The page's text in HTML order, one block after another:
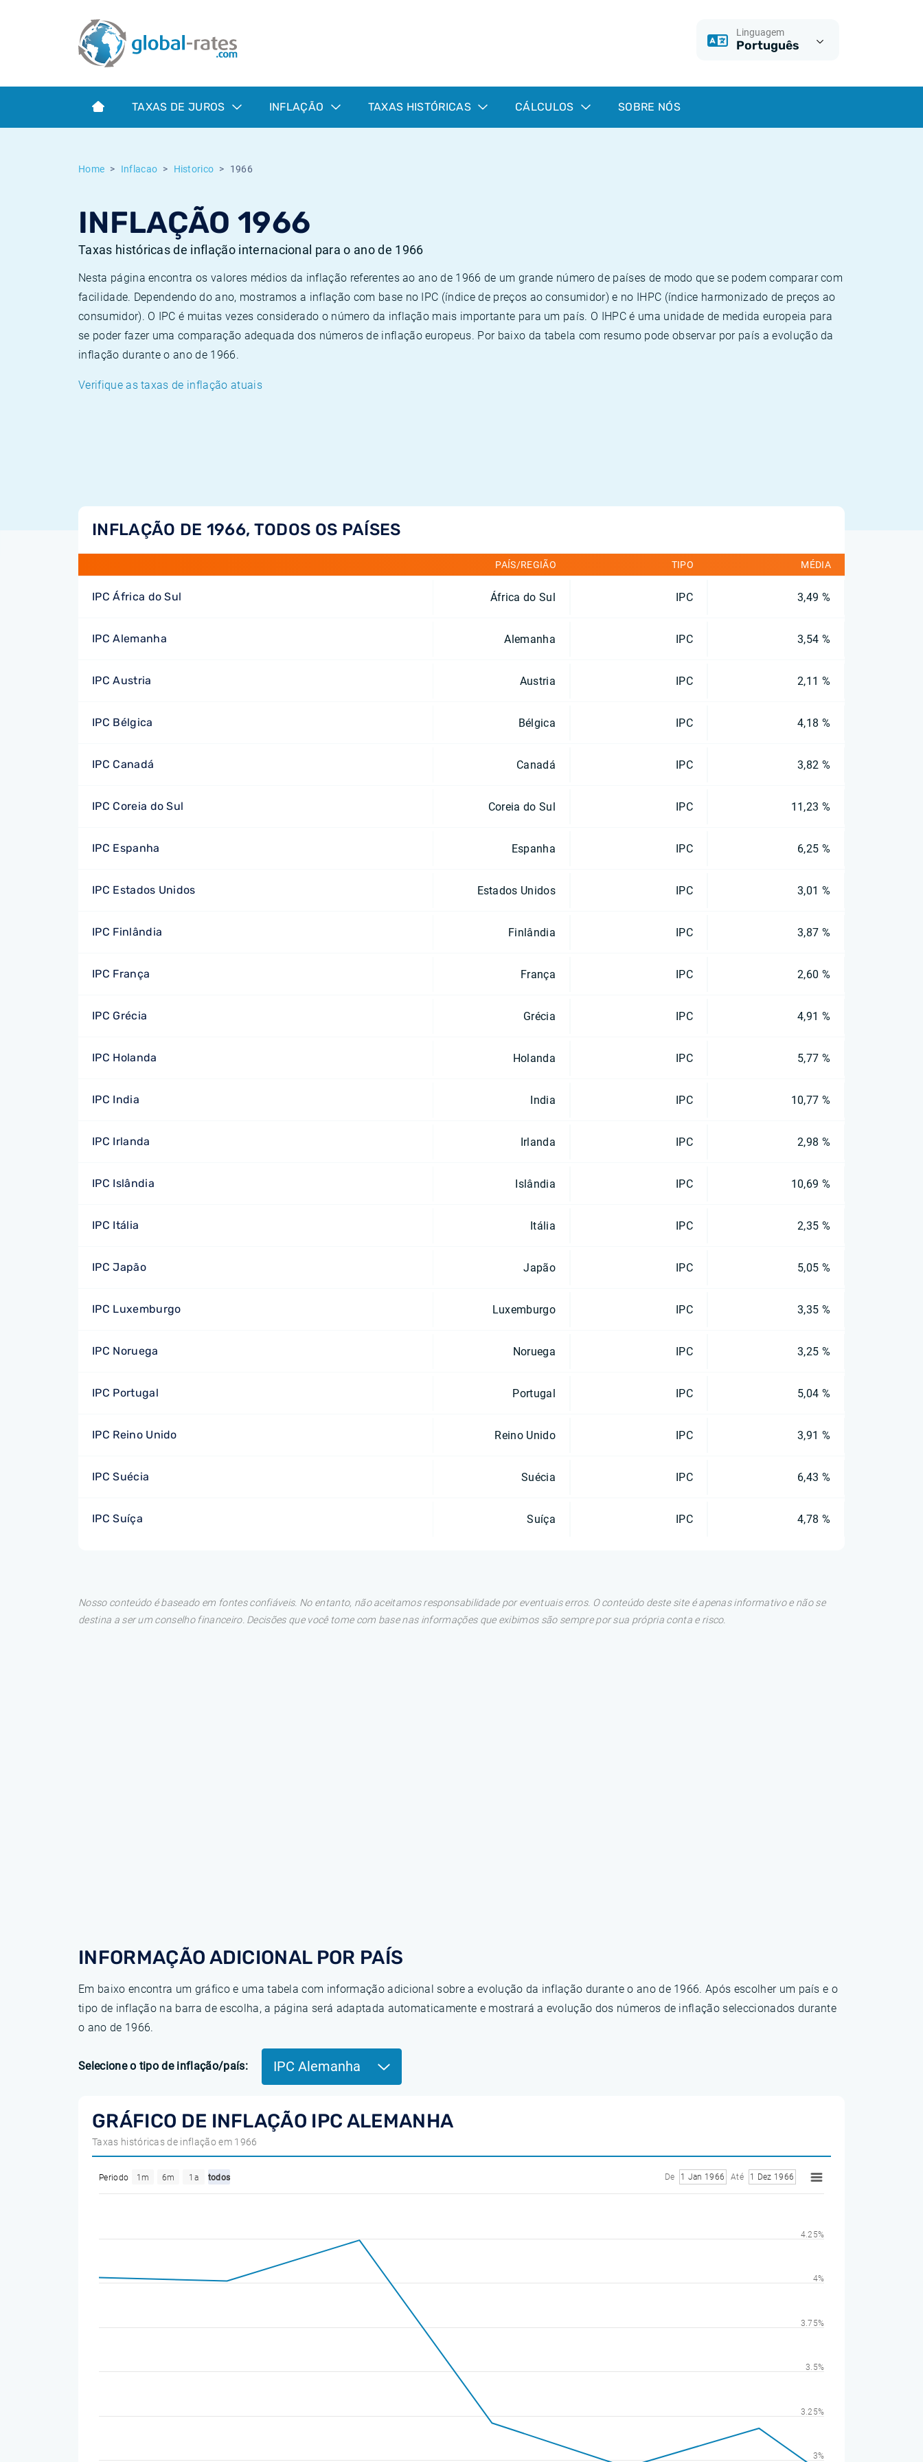
Linguagem
Português
TAXAS DE JUROS INFLAÇÃO TAXAS HISTÓRICAS CÁLCULOS SOBRE NÓS
Home Inflacao Historico 1966
INFLAÇÃO 1966
Taxas históricas de inflação internacional para o ano de 1966
Nesta página encontra os valores médios da inflação referentes ao ano de 1966 de um grande número de países de modo que se podem comparar com
facilidade. Dependendo do ano, mostramos a inflação com base no IPC (índice de preços ao consumidor) e no IHPC (índice harmonizado de preços ao
consumidor). O IPC é muitas vezes considerado o número da inflação mais importante para um país. O IHPC é uma unidade de medida europeia para
se poder fazer uma comparação adequada dos números de inflação europeus. Por baixo da tabela com resumo pode observar por país a evolução da
inflação durante o ano de 1966.
Verifique as taxas de inflação atuais
INFLAÇÃO DE 1966, TODOS OS PAÍSES
PAÍS/REGIÃO TIPO MÉDIA
IPC África do Sul África do Sul IPC 3,49 %
IPC Alemanha Alemanha IPC 3,54 %
IPC Austria Austria IPC 2,11 %
IPC Bélgica Bélgica IPC 4,18 %
IPC Canadá Canadá IPC 3,82 %
IPC Coreia do Sul Coreia do Sul IPC 11,23 %
IPC Espanha Espanha IPC 6,25 %
IPC Estados Unidos Estados Unidos IPC 3,01 %
IPC Finlândia Finlândia IPC 3,87 %
IPC França França IPC 2,60 %
IPC Grécia Grécia IPC 4,91 %
IPC Holanda Holanda IPC 5,77 %
IPC India India IPC 10,77 %
IPC Irlanda Irlanda IPC 2,98 %
IPC Islândia Islândia IPC 10,69 %
IPC Itália Itália IPC 2,35 %
IPC Japão Japão IPC 5,05 %
IPC Luxemburgo Luxemburgo IPC 3,35 %
IPC Noruega Noruega IPC 3,25 %
IPC Portugal Portugal IPC 5,04 %
IPC Reino Unido Reino Unido IPC 3,91 %
IPC Suécia Suécia IPC 6,43 %
IPC Suíça Suíça IPC 4,78 %
Nosso conteúdo é baseado em fontes confiáveis. No entanto, não aceitamos responsabilidade por eventuais erros. O conteúdo deste site é apenas informativo e não se
destina a ser um conselho financeiro. Decisões que você tome com base nas informações que exibimos são sempre por sua própria conta e risco.
INFORMAÇÃO ADICIONAL POR PAÍS
Em baixo encontra um gráfico e uma tabela com informação adicional sobre a evolução da inflação durante o ano de 1966. Após escolher um país e o
tipo de inflação na barra de escolha, a página será adaptada automaticamente e mostrará a evolução dos números de inflação seleccionados durante
o ano de 1966.
Selecione o tipo de inflação/país: IPC Alemanha
GRÁFICO DE INFLAÇÃO IPC ALEMANHA
Taxas históricas de inflação em 1966
Periodo 1m 6m 1a todos De 1 Jan 1966 Até 1 Dez 1966
3%
4%
3.25%
3.5%
3.75%
4.25%
Term SOFR
O que é a inflação do IPC?
O que é a inflação do IHPC?
Taxas Euribor históricas
Taxas ESTER históricas
Taxas de inflação históricas
Calculadora de inflação